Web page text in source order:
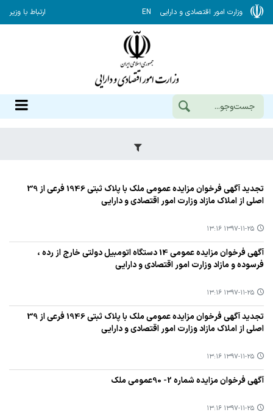
وزارت امور اقتصادی و دارایی EN ارتباط با وزیر
تجدید آگهی فرخوان مزایده عمومی ملك با پلاك ثبتی 1946 فرعی از 39
اصلی از املاك مازاد وزارت امور اقتصادی و دارایی
۱۳۹۷-۱۱-۲۵ ۱۳:۱۶
آگهی فرخوان مزایده عمومی 14 دستگاه اتومبیل دولتی خارج از رده ،
فرسوده و مازاد وزارت امور اقتصادی و دارایی
۱۳۹۷-۱۱-۲۵ ۱۳:۱۶
تجدید آگهی فرخوان مزایده عمومی ملك با پلاك ثبتی 1946 فرعی از 39
اصلی از املاك مازاد وزارت امور اقتصادی و دارایی
۱۳۹۷-۱۱-۲۵ ۱۳:۱۶
آگهی فرخوان مزایده شماره 2- 90عمومی ملك
۱۳۹۷-۱۱-۲۵ ۱۳:۱۶